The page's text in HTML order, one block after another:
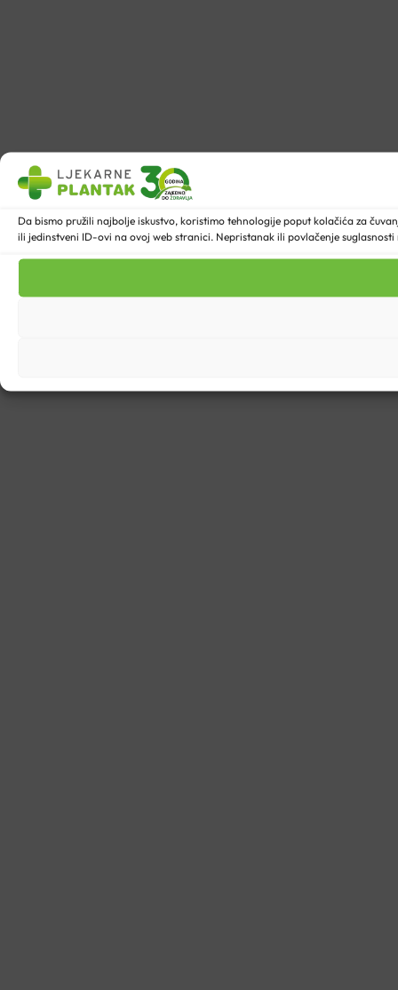
Da bismo pružili najbolje iskustvo, koristimo tehnologije poput kolačića za
ili jedinstveni ID-ovi na ovoj web stranici. Nepristanak ili povlačenje